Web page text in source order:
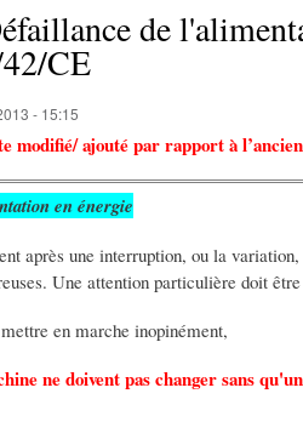
de
CE
- 15:15
modifié/ ajouté par rapport à
en énergie
après une interruption, ou la
Une attention particulière doit
en marche inopinément,
ne doivent pas changer sans